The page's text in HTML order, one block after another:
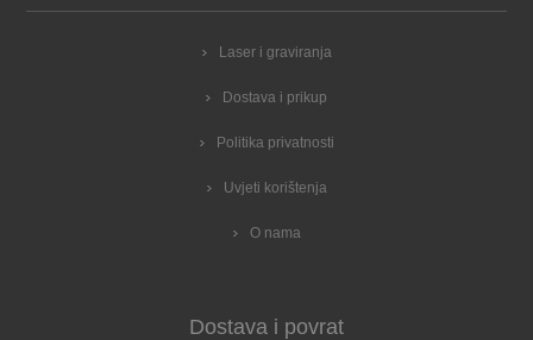
Laser i graviranja
Dostava i prikup
Politika privatnosti
Uvjeti korištenja
O nama
Dostava i povrat